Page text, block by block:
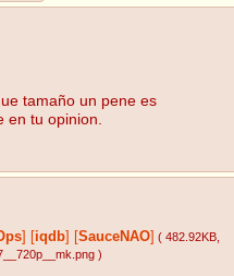
tamaño un pene es
en tu opinion.
iqdb SauceNAO ( 482.92KB
)